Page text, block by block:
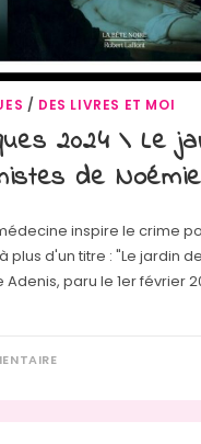
/ DES LIVRES ET MOI
2024 \ Le
de
inspire le crime
plus d'un titre : "Le jardin
Adenis, paru le 1er février